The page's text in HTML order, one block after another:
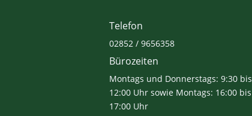
Telefon
02852 / 9656358
Bürozeiten
Montags und Donnerstags: 9:30 bis
12:00 Uhr sowie Montags: 16:00 bis
17:00 Uhr